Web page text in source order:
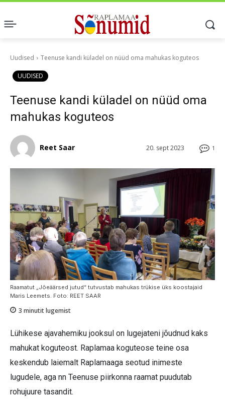
Uudised Teenuse kandi küladel on nüüd oma mahukas koguteos
UUDISED
Teenuse kandi küladel on nüüd oma
mahukas koguteos
1
20. sept 2023
Reet Saar
Raamatut „Jõeäärsed jutud“ tutvustab mahukas trükise üks koostajaid
Maris Leemets. Foto: REET SAAR
3 minutit lugemist
Lühikese ajavahemiku jooksul on lugejateni jõudnud kaks
mahukat koguteost. Raplamaa koguteose teine osa
keskendub laiemalt Raplamaaga seotud inimeste
lugudele, aga nn Teenuse piirkonna raamat puudutab
rohujuure tasandit.